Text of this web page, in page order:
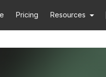
Pricing Resources